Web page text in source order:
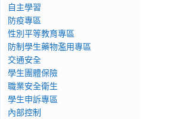
自主學習
防疫專區
性別平等教育專區
防制學生藥物濫用專區
交通安全
學生團體保險
職業安全衛生
學生申訴專區
內部控制